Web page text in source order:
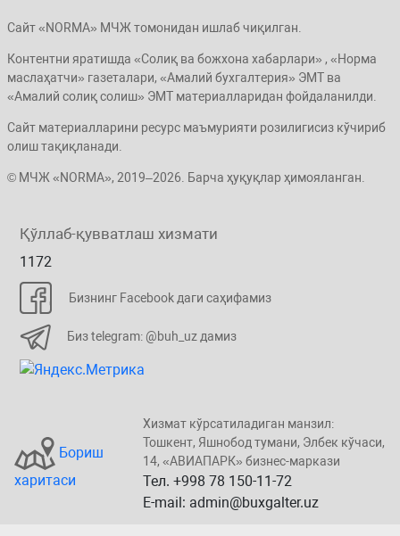
Сайт «NORMA» МЧЖ томонидан ишлаб чиқилган.
Контентни яратишда «Солиқ ва божхона хабарлари» , «Норма
маслаҳатчи» газеталари, «Амалий бухгалтерия» ЭМТ ва
«Амалий солиқ солиш» ЭМТ материалларидан фойдаланилди.
Сайт материалларини ресурс маъмурияти розилигисиз кўчириб
олиш тақиқланади.
© МЧЖ «NORMA», 2019–2026. Барча ҳуқуқлар ҳимояланган.
Қўллаб-қувватлаш хизмати
1172
Бизнинг Facebook даги саҳифамиз
Биз telegram: @buh_uz дамиз
Бориш
харитаси
Хизмат кўрсатиладиган манзил:
Тошкент, Яшнобод тумани, Элбeк кўчаси,
14, «ABИАПAPК» бизнеc-маркази
Тел. +998 78 150-11-72
E-mail: admin@buxgalter.uz